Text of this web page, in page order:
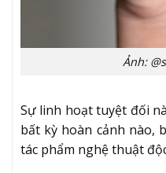
Ảnh:
Sự linh hoạt tuyệt đối
bất kỳ hoàn cảnh nào,
tác phẩm nghệ thuật